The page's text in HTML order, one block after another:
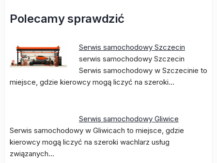
Polecamy sprawdzić
Serwis samochodowy Szczecin
serwis samochodowy Szczecin
Serwis samochodowy w Szczecinie to
miejsce, gdzie kierowcy mogą liczyć na szeroki…
Serwis samochodowy Gliwice
Serwis samochodowy w Gliwicach to miejsce, gdzie
kierowcy mogą liczyć na szeroki wachlarz usług
związanych…